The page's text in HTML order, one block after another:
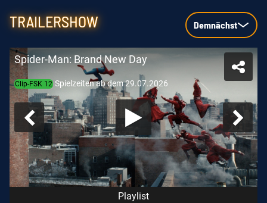
TRAILERSHOW Demnächst
Spider-Man: Brand New Day
Clip-FSK 12 Spielzeiten ab dem 29.07.2026
Playlist